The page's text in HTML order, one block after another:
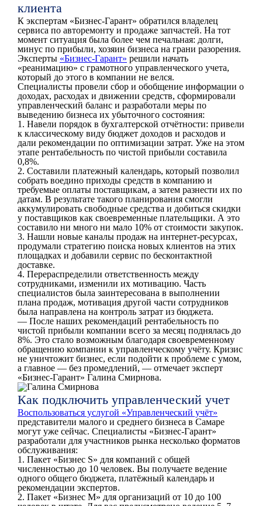
клиента
К экспертам «Бизнес-Гарант» обратился владелец
сервиса по авторемонту и продаже запчастей. На тот
момент ситуация была более чем печальная: долги,
минус по прибыли, хозяин бизнеса на грани разорения.
Эксперты «Бизнес-Гарант» решили начать
«реанимацию» с грамотного управленческого учета,
который до этого в компании не велся.
Специалисты провели сбор и обобщение информации о
доходах, расходах и движении средств, сформировали
управленческий баланс и разработали меры по
выведению бизнеса их убыточного состояния:
1. Навели порядок в бухгалтерской отчётности: привели
к классическому виду бюджет доходов и расходов и
дали рекомендации по оптимизации затрат. Уже на этом
этапе рентабельность по чистой прибыли составила
0,8%.
2. Составили платежный календарь, который позволил
собрать воедино приходы средств в компанию и
требуемые оплаты поставщикам, а затем разнести их по
датам. В результате такого планирования смогли
аккумулировать свободные средства и добиться скидки
у поставщиков как своевременные плательщики. А это
составило ни много ни мало 10% от стоимости закупок.
3. Нашли новые каналы продаж на интернет-ресурсах,
продумали стратегию поиска новых клиентов на этих
площадках и добавили сервис по бесконтактной
доставке.
4. Перераспределили ответственность между
сотрудниками, изменили их мотивацию. Часть
специалистов была заинтересована в выполнении
плана продаж, мотивация другой части сотрудников
была направлена на контроль затрат из бюджета.
— После наших рекомендаций рентабельность по
чистой прибыли компании всего за месяц поднялась до
8%. Это стало возможным благодаря своевременному
обращению компании к управленческому учёту. Кризис
не уничтожит бизнес, если подойти к проблеме с умом,
а главное — без промедлений, — отмечает эксперт
«Бизнес-Гарант» Галина Смирнова.
Как подключить управленческий учет
Воспользоваться услугой «Управленческий учёт»
представители малого и среднего бизнеса в Самаре
могут уже сейчас. Специалисты «Бизнес-Гарант»
разработали для участников рынка несколько форматов
обслуживания:
1. Пакет «Бизнес S» для компаний с общей
численностью до 10 человек. Вы получаете ведение
одного общего бюджета, платёжный календарь и
рекомендации экспертов.
2. Пакет «Бизнес M» для организаций от 10 до 100